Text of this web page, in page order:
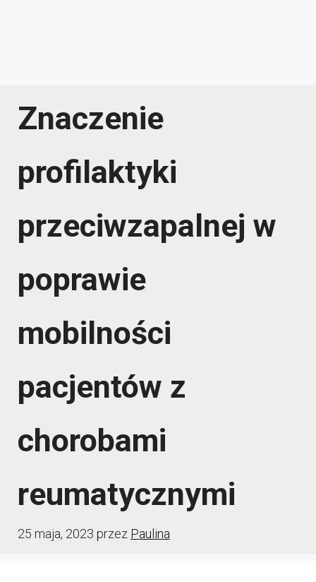
Znaczenie
profilaktyki
przeciwzapalnej w
poprawie
mobilności
pacjentów z
chorobami
reumatycznymi
25 maja, 2023 przez Paulina